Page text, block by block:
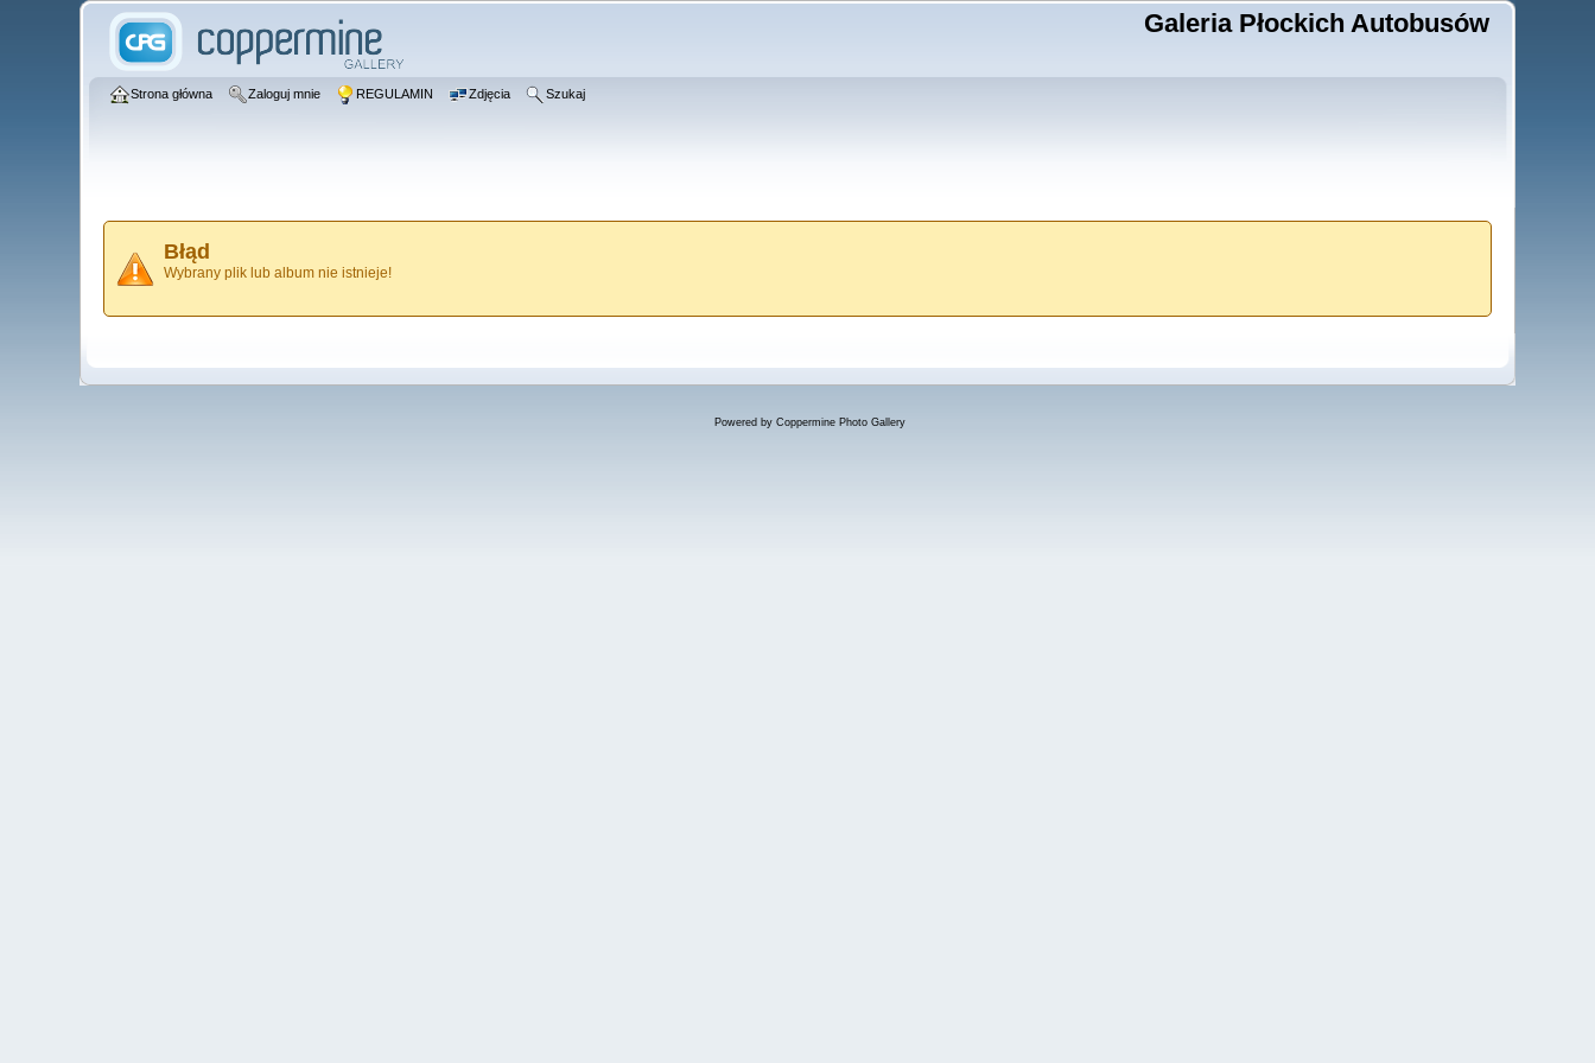
Galeria Płockich Autobusów
Strona główna Zaloguj mnie REGULAMIN Zdjęcia Szukaj
Błąd
Wybrany plik lub album nie istnieje!
Powered by Coppermine Photo Gallery